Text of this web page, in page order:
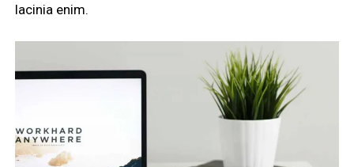
lacinia enim.